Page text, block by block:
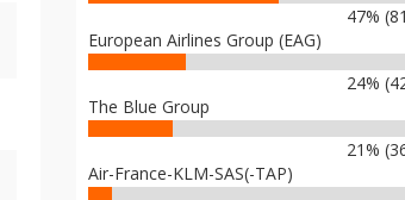
47%
European Airlines Group (EAG)
24%
The Blue Group
21%
Air-France-KLM-SAS(-TAP)